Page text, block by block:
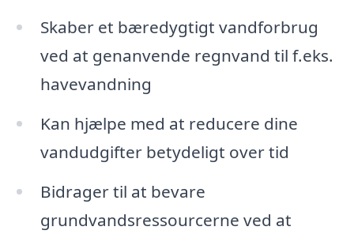
Skaber et bæredygtigt vandforbrug
ved at genanvende regnvand til f.eks.
havevandning
Kan hjælpe med at reducere dine
vandudgifter betydeligt over tid
Bidrager til at bevare
grundvandsressourcerne ved at